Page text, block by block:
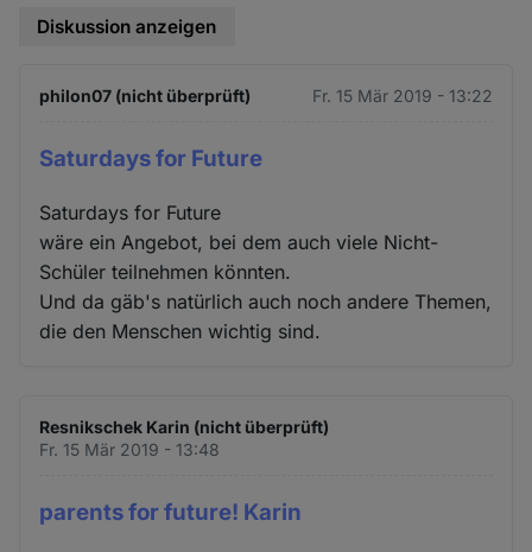
Diskussion anzeigen
philon07 (nicht überprüft) Fr. 15 Mär 2019 - 13:22
Saturdays for Future
Saturdays for Future
wäre ein Angebot, bei dem auch viele Nicht-
Schüler teilnehmen könnten.
Und da gäb's natürlich auch noch andere Themen,
die den Menschen wichtig sind.
Resnikschek Karin (nicht überprüft)
Fr. 15 Mär 2019 - 13:48
parents for future! Karin